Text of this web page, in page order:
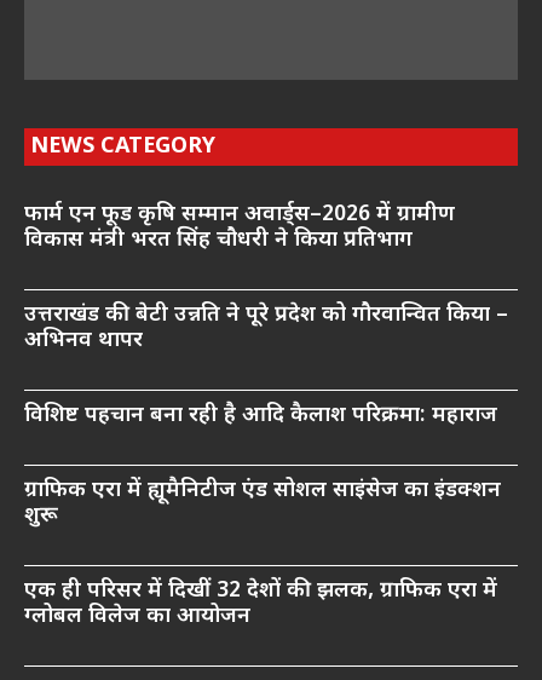
NEWS CATEGORY
फार्म एन फूड कृषि सम्मान अवार्ड्स–2026 में ग्रामीण
विकास मंत्री भरत सिंह चौधरी ने किया प्रतिभाग
उत्तराखंड की बेटी उन्नति ने पूरे प्रदेश को गौरवान्वित किया –
अभिनव थापर
विशिष्ट पहचान बना रही है आदि कैलाश परिक्रमा: महाराज
ग्राफिक एरा में ह्यूमैनिटीज एंड सोशल साइंसेज का इंडक्शन
शुरू
एक ही परिसर में दिखीं 32 देशों की झलक, ग्राफिक एरा में
ग्लोबल विलेज का आयोजन